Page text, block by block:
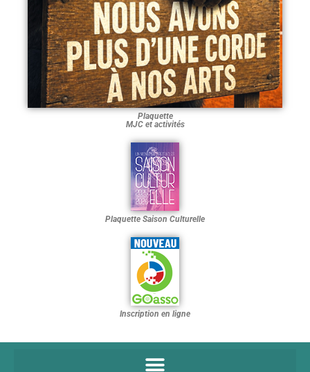
Plaquette
MJC et activités
Plaquette Saison Culturelle
Inscription en ligne